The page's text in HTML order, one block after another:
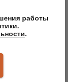
–
работы
.